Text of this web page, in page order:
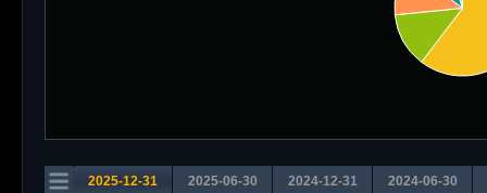
2025-12-31 2025-06-30 2024-12-31
2024-06-30